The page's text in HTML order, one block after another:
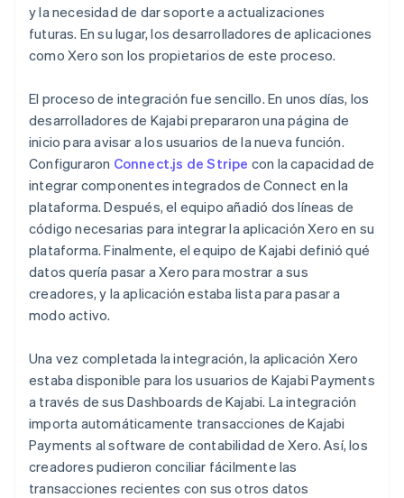
y la necesidad de dar soporte a actualizaciones
futuras. En su lugar, los desarrolladores de aplicaciones
como Xero son los propietarios de este proceso.
El proceso de integración fue sencillo. En unos días, los
desarrolladores de Kajabi prepararon una página de
inicio para avisar a los usuarios de la nueva función.
Configuraron Connect.js de Stripe con la capacidad de
integrar componentes integrados de Connect en la
plataforma. Después, el equipo añadió dos líneas de
código necesarias para integrar la aplicación Xero en su
plataforma. Finalmente, el equipo de Kajabi definió qué
datos quería pasar a Xero para mostrar a sus
creadores, y la aplicación estaba lista para pasar a
modo activo.
Una vez completada la integración, la aplicación Xero
estaba disponible para los usuarios de Kajabi Payments
a través de sus Dashboards de Kajabi. La integración
importa automáticamente transacciones de Kajabi
Payments al software de contabilidad de Xero. Así, los
creadores pudieron conciliar fácilmente las
transacciones recientes con sus otros datos